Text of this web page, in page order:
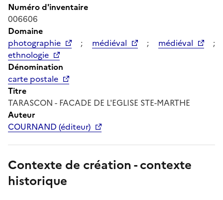
Numéro d'inventaire
006606
Domaine
photographie
; médiéval ; médiéval
;
ethnologie
Dénomination
carte postale
Titre
TARASCON - FACADE DE L'EGLISE STE-MARTHE
Auteur
COURNAND (éditeur)
Contexte de création - contexte
historique